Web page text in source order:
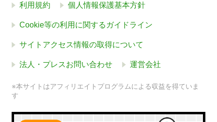
利用規約 個人情報保護基本方針
Cookie等の利用に関するガイドライン
サイトアクセス情報の取得について
法人・プレスお問い合わせ 運営会社
※本サイトはアフィリエイトプログラムによる収益を得ていま
す